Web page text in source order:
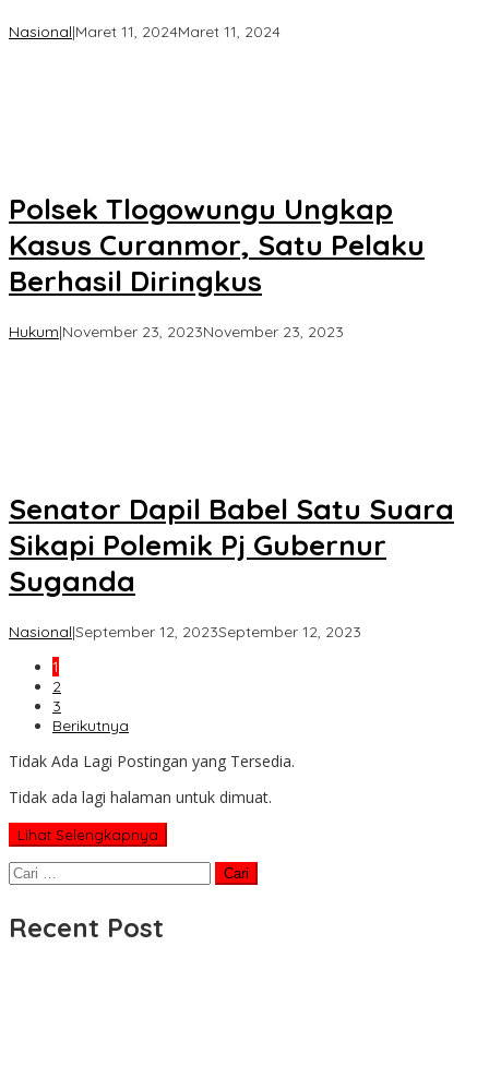
Nasional|Maret 11, 2024Maret 11, 2024oleh
Polsek Tlogowungu Ungkap
Kasus Curanmor, Satu Pelaku
Berhasil Diringkus
Hukum|November 23, 2023November 23, 2023
Senator Dapil Babel Satu Suara
Sikapi Polemik Pj Gubernur
Suganda
Nasional|September 12, 2023September 12, 2023
1
2
3
Berikutnya
Tidak Ada Lagi Postingan yang Tersedia.
Tidak ada lagi halaman untuk dimuat.
Lihat Selengkapnya
Cari
Recent Post